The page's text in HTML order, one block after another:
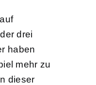
drei
haben
mehr zu
dieser